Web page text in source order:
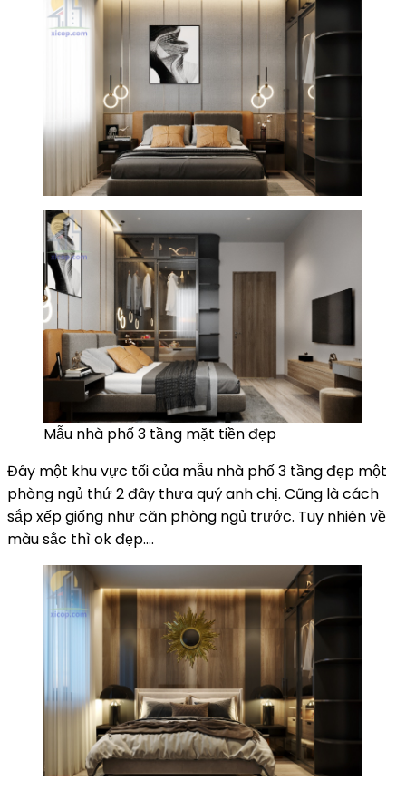
Mẫu nhà phố 3 tầng mặt tiền đẹp
Đây một khu vực tối của mẫu nhà phố 3 tầng đẹp một
phòng ngủ thứ 2 đây thưa quý anh chị. Cũng là cách
sắp xếp giống như căn phòng ngủ trước. Tuy nhiên về
màu sắc thì ok đẹp….